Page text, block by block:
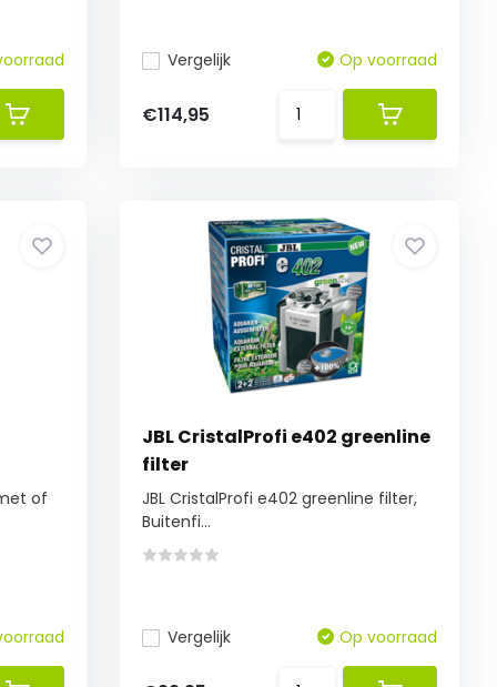
Vergelijk Op voorraad
€114,95
of
JBL CristalProfi e402 greenline
filter
JBL CristalProfi e402 greenline filter,
Buitenfi...
Vergelijk Op voorraad